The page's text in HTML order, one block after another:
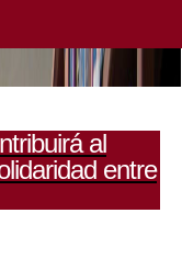
al
entre